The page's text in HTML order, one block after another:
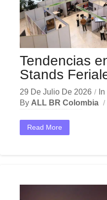
Tendencias
Stands
29 De Julio De 2026 In
By ALL BR Colombia
Read More